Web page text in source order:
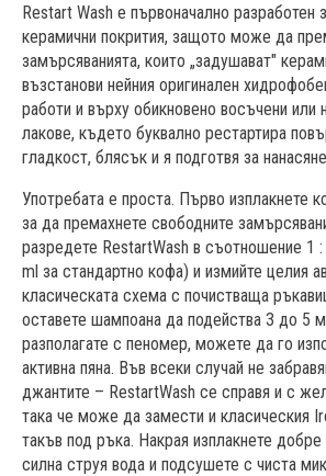
Restart Wash е първоначално разработен
керамични покрития, защото може да
замърсяванията, които „задушават"
възстанови нейния оригинален
работи и върху обикновено восъчени или
лакове, където буквално рестартира
гладкост, блясък и я подготвя за
Употребата е проста. Първо изплакнете
за да премахнете свободните
разредете RestartWash в съотношение 1
ml за стандартно кофа) и измийте целия
класическата схема с почистваща
оставете шампоана да подейства 3 до 5
разполагате с пеномер, можете да го
активна пяна. Във всеки случай не
джантите – RestartWash се справя и с
така че може да замести и класическия
такъв под ръка. Накрая изплакнете
силна струя вода и подсушете с чиста